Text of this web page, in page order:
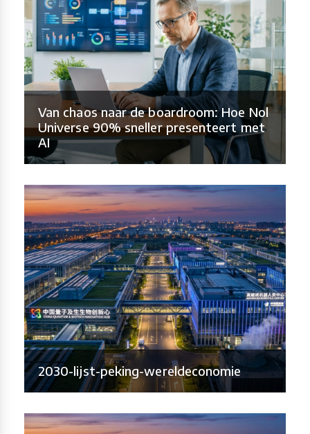
Van chaos naar de boardroom: Hoe Nol
Universe 90% sneller presenteert met
AI
2030-lijst-peking-wereldeconomie